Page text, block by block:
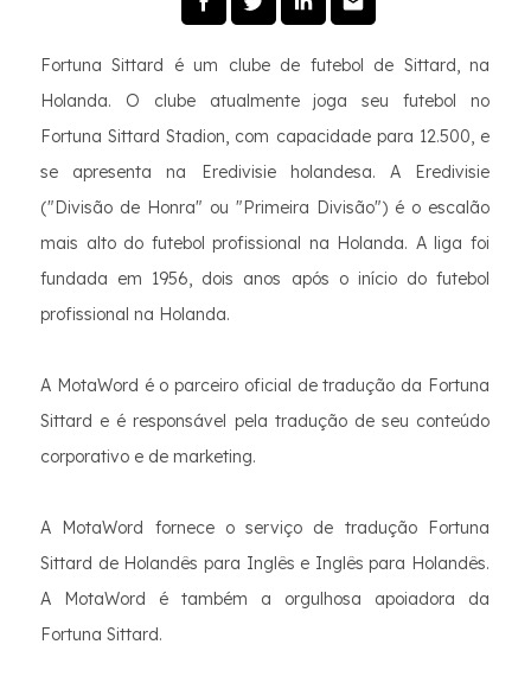
Fortuna Sittard é um clube de futebol de Sittard, na
Holanda. O clube atualmente joga seu futebol no
Fortuna Sittard Stadion, com capacidade para 12.500, e
se apresenta na Eredivisie holandesa. A Eredivisie
("Divisão de Honra" ou "Primeira Divisão") é o escalão
mais alto do futebol profissional na Holanda. A liga foi
fundada em 1956, dois anos após o início do futebol
profissional na Holanda.
A MotaWord é o parceiro oficial de tradução da Fortuna
Sittard e é responsável pela tradução de seu conteúdo
corporativo e de marketing.
A MotaWord fornece o serviço de tradução Fortuna
Sittard de Holandês para Inglês e Inglês para Holandês.
A MotaWord é também a orgulhosa apoiadora da
Fortuna Sittard.